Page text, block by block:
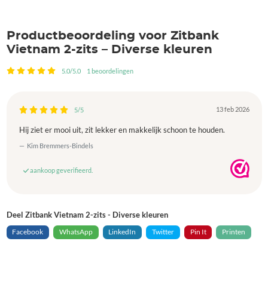
Productbeoordeling voor Zitbank
Vietnam 2-zits – Diverse kleuren
5.0/5.0 1 beoordelingen
5/5 13 feb 2026
Hij ziet er mooi uit, zit lekker en makkelijk schoon te houden.
Kim Bremmers-Bindels
aankoop geverifieerd.
Deel Zitbank Vietnam 2-zits - Diverse kleuren
Facebook
WhatsApp LinkedIn Twitter Pin It Printen